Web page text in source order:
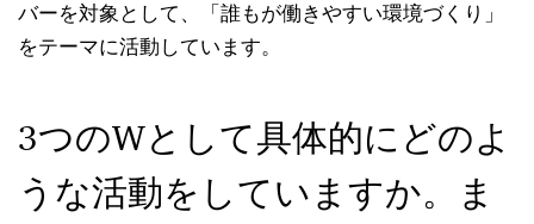
バーを対象として、「誰もが働きやすい環境づくり」
をテーマに活動しています。
3つのWとして具体的にどのよ
うな活動をしていますか。ま